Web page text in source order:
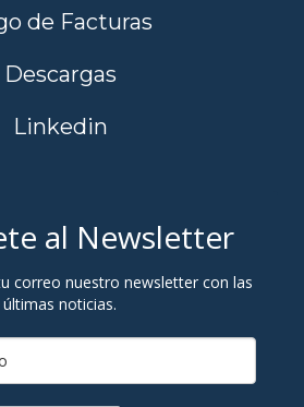
de Facturas
Descargas
Linkedin
al Newsletter
correo nuestro newsletter con las
últimas noticias.